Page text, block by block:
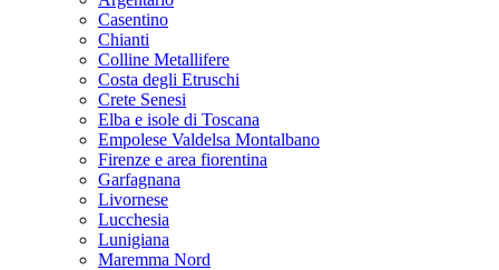
Casentino
Chianti
Colline Metallifere
Costa degli Etruschi
Crete Senesi
Elba e isole di Toscana
Empolese Valdelsa Montalbano
Firenze e area fiorentina
Garfagnana
Livornese
Lucchesia
Lunigiana
Maremma Nord